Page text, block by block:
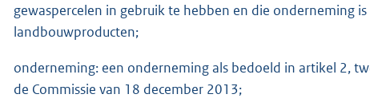
gewaspercelen in gebruik te hebben en die onderneming
landbouwproducten;
onderneming: een onderneming als bedoeld in artikel 2,
de Commissie van 18 december 2013;